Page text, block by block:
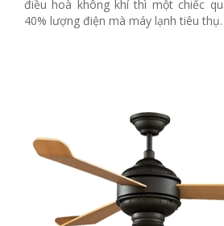
điều hoà không khí thì một chiếc
40% lượng điện mà máy lạnh tiêu thụ.